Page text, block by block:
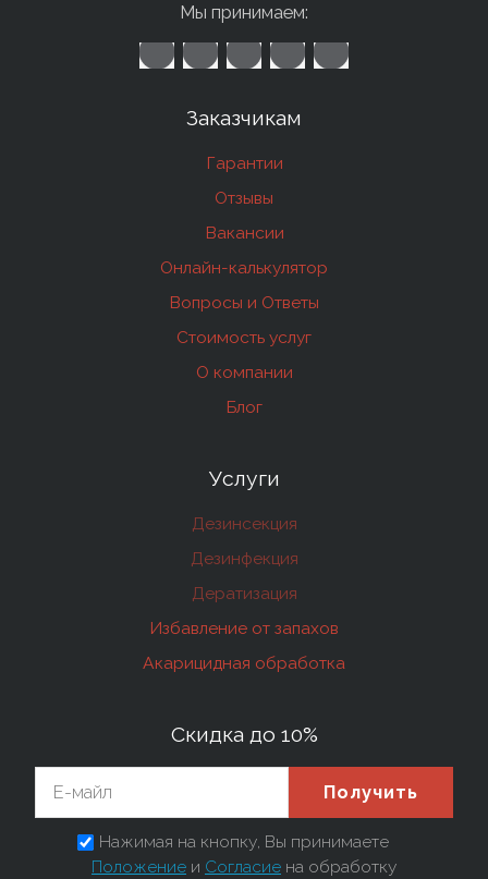
Мы принимаем:
Заказчикам
Гарантии
Отзывы
Вакансии
Онлайн-калькулятор
Вопросы и Ответы
Стоимость услуг
О компании
Блог
Услуги
Дезинсекция
Дезинфекция
Дератизация
Избавление от запахов
Акарицидная обработка
Скидка до 10%
Получить
Нажимая на кнопку, Вы принимаете
Положение и Согласие на обработку